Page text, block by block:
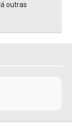
outras